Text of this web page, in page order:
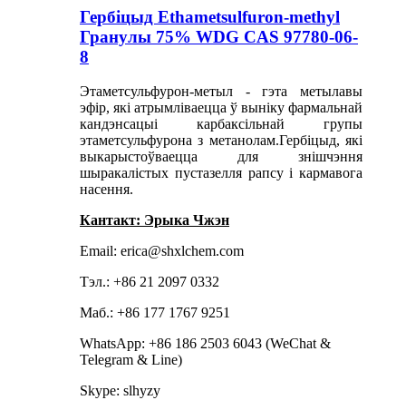
Гербіцыд Ethametsulfuron-methyl
Гранулы 75% WDG CAS 97780-06-
8
Этаметсульфурон-метыл - гэта метылавы
эфір, які атрымліваецца ў выніку фармальнай
кандэнсацыі карбаксільнай групы
этаметсульфурона з метанолам.Гербіцыд, які
выкарыстоўваецца для знішчэння
шыракалістых пустазелля рапсу і кармавога
насення.
Кантакт: Эрыка Чжэн
Email: erica@shxlchem.com
Тэл.: +86 21 2097 0332
Маб.: +86 177 1767 9251
WhatsApp: +86 186 2503 6043 (WeChat &
Telegram & Line)
Skype: slhyzy